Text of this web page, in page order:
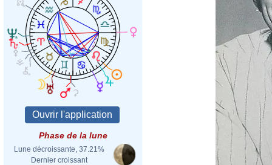
Phase de la lune
Lune décroissante, 37.21%
Dernier croissant